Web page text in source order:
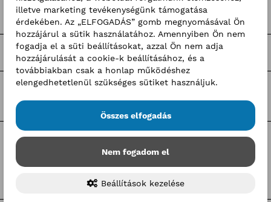
Pályaorientációs programok
Hír-mix
BKIK hírek
Címkék
Pályaorientációs hírek
illetve marketing tevékenységünk támogatása
érdekében. Az „ELFOGADÁS” gomb megnyomásával Ön
hozzájárul a sütik használatához. Amennyiben Ön nem
fogadja el a süti beállításokat, azzal Ön nem adja
hozzájárulását a cookie-k beállításához, és a
továbbiakban csak a honlap működéshez
elengedhetetlenül szükséges sütiket használjuk.
Összes elfogadás
Nem fogadom el
Beállítások kezelése